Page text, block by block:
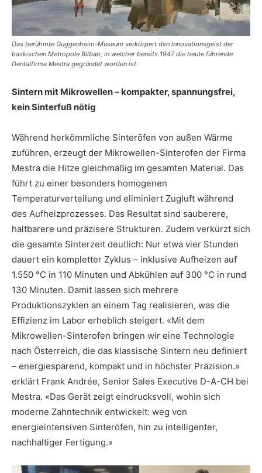
Das berühmte Guggenheim-Museum verkörpert den Innovationsgeist der
baskischen Metropole Bilbao, in welcher bereits 1947 die heute führende
Dentalfirma Mestra gegründet worden ist.
Sintern mit Mikrowellen – kompakter, spannungsfrei,
kein Sinterfuß nötig
Während herkömmliche Sinteröfen von außen Wärme
zuführen, erzeugt der Mikrowellen-Sinterofen der Firma
Mestra die Hitze gleichmäßig im gesamten Material. Das
führt zu einer besonders homogenen
Temperaturverteilung und eliminiert Zugluft während
des Aufheizprozesses. Das Resultat sind sauberere,
haltbarere und präzisere Strukturen. Zudem verkürzt sich
die gesamte Sinterzeit deutlich: Nur etwa vier Stunden
dauert ein kompletter Zyklus – inklusive Aufheizen auf
1.550 °C in 110 Minuten und Abkühlen auf 300 °C in rund
130 Minuten. Damit lassen sich mehrere
Produktionszyklen an einem Tag realisieren, was die
Effizienz im Labor erheblich steigert. «Mit dem
Mikrowellen-Sinterofen bringen wir eine Technologie
nach Österreich, die das klassische Sintern neu definiert
– energiesparend, kompakt und in höchster Präzision.»
erklärt Frank Andrée, Senior Sales Executive D-A-CH bei
Mestra. «Das Gerät zeigt eindrucksvoll, wohin sich
moderne Zahntechnik entwickelt: weg von
energieintensiven Sinteröfen, hin zu intelligenter,
nachhaltiger Fertigung.»